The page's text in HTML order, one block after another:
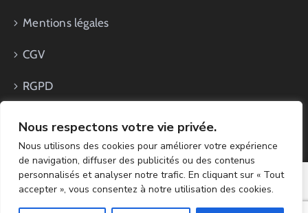
Nous respectons votre vie privée.
Nous utilisons des cookies pour améliorer votre expérience
de navigation, diffuser des publicités ou des contenus
personnalisés et analyser notre trafic. En cliquant sur « Tout
accepter », vous consentez à notre utilisation des cookies.
Mentions légales
CGV
RGPD
Copyright CCI PAU Béarn 2024 - Réalisation ZK.Digital &
AWD